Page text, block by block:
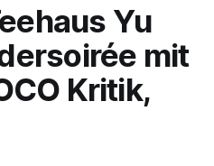
Yu
mit
Kritik,